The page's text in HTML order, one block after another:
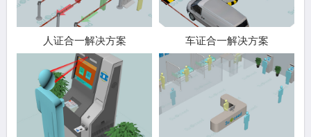
人证合一解决方案 车证合一解决方案